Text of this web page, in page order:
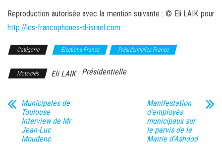
Reproduction autorisée avec la mention suivante : © Eli LAIK pour
http://les-francophones-d-israel.com
Catégorie Elections France Présidentielles France
Mots-clés Eli LAIK Présidentielle
Municipales de
Toulouse
Interview de Mr
Jean-Luc
Moudenc
Manifestation
d’employés
municipaux sur
le parvis de la
Mairie d’Ashdod